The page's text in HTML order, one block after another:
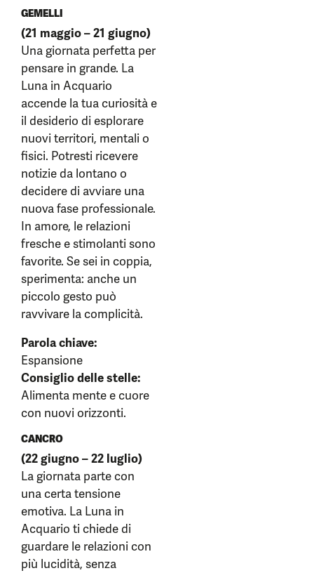
GEMELLI
(21 maggio – 21 giugno)
Una giornata perfetta per
pensare in grande. La
Luna in Acquario
accende la tua curiosità e
il desiderio di esplorare
nuovi territori, mentali o
fisici. Potresti ricevere
notizie da lontano o
decidere di avviare una
nuova fase professionale.
In amore, le relazioni
fresche e stimolanti sono
favorite. Se sei in coppia,
sperimenta: anche un
piccolo gesto può
ravvivare la complicità.
Parola chiave:
Espansione
Consiglio delle stelle:
Alimenta mente e cuore
con nuovi orizzonti.
CANCRO
(22 giugno – 22 luglio)
La giornata parte con
una certa tensione
emotiva. La Luna in
Acquario ti chiede di
guardare le relazioni con
più lucidità, senza